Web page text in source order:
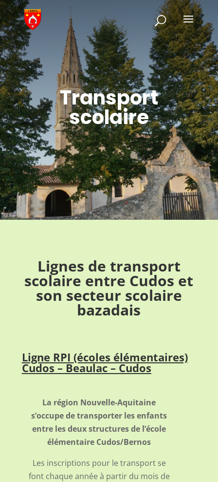
Transport
scolaire
Lignes de transport
scolaire entre Cudos et
son secteur scolaire
bazadais
Ligne RPI (écoles élémentaires)
Cudos – Beaulac – Cudos
La région Nouvelle-Aquitaine
s’occupe de transporter les enfants
entre les deux structures de l’école
élémentaire Cudos/Bernos
Les inscriptions pour le transport se
font chaque année à partir du mois de